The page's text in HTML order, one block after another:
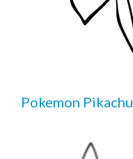
Pokemon Pikachu